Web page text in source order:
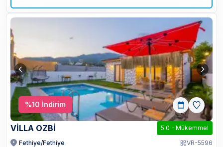
%10 İndirim
VİLLA OZBİ 5.0 - Mükemmel
Fethiye/Fethiye
VR-5596